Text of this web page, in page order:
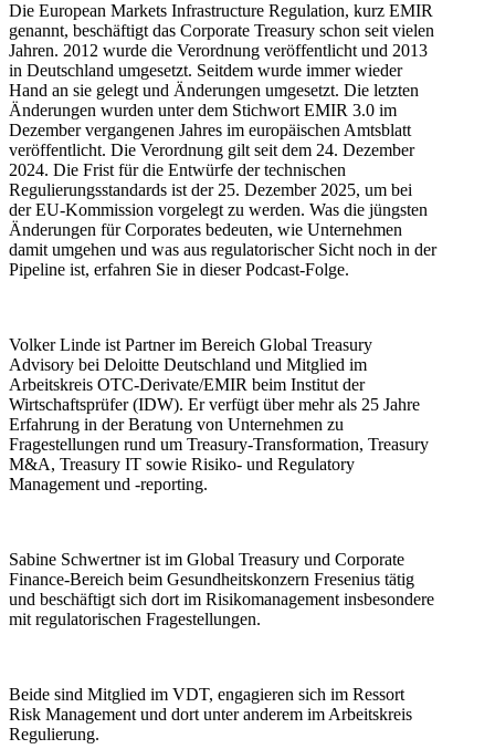
Die European Markets Infrastructure Regulation, kurz EMIR
genannt, beschäftigt das Corporate Treasury schon seit vielen
Jahren. 2012 wurde die Verordnung veröffentlicht und 2013
in Deutschland umgesetzt. Seitdem wurde immer wieder
Hand an sie gelegt und Änderungen umgesetzt. Die letzten
Änderungen wurden unter dem Stichwort EMIR 3.0 im
Dezember vergangenen Jahres im europäischen Amtsblatt
veröffentlicht. Die Verordnung gilt seit dem 24. Dezember
2024. Die Frist für die Entwürfe der technischen
Regulierungsstandards ist der 25. Dezember 2025, um bei
der EU-Kommission vorgelegt zu werden. Was die jüngsten
Änderungen für Corporates bedeuten, wie Unternehmen
damit umgehen und was aus regulatorischer Sicht noch in der
Pipeline ist, erfahren Sie in dieser Podcast-Folge.
Volker Linde ist Partner im Bereich Global Treasury
Advisory bei Deloitte Deutschland und Mitglied im
Arbeitskreis OTC-Derivate/EMIR beim Institut der
Wirtschaftsprüfer (IDW). Er verfügt über mehr als 25 Jahre
Erfahrung in der Beratung von Unternehmen zu
Fragestellungen rund um Treasury-Transformation, Treasury
M&A, Treasury IT sowie Risiko- und Regulatory
Management und -reporting.
Sabine Schwertner ist im Global Treasury und Corporate
Finance-Bereich beim Gesundheitskonzern Fresenius tätig
und beschäftigt sich dort im Risikomanagement insbesondere
mit regulatorischen Fragestellungen.
Beide sind Mitglied im VDT, engagieren sich im Ressort
Risk Management und dort unter anderem im Arbeitskreis
Regulierung.